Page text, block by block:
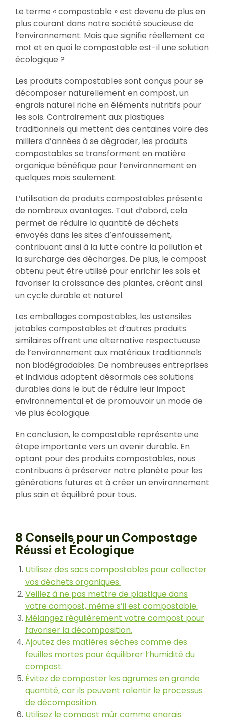
Le terme « compostable » est devenu de plus en
plus courant dans notre société soucieuse de
l’environnement. Mais que signifie réellement ce
mot et en quoi le compostable est-il une solution
écologique ?
Les produits compostables sont conçus pour se
décomposer naturellement en compost, un
engrais naturel riche en éléments nutritifs pour
les sols. Contrairement aux plastiques
traditionnels qui mettent des centaines voire des
milliers d’années à se dégrader, les produits
compostables se transforment en matière
organique bénéfique pour l’environnement en
quelques mois seulement.
L’utilisation de produits compostables présente
de nombreux avantages. Tout d’abord, cela
permet de réduire la quantité de déchets
envoyés dans les sites d’enfouissement,
contribuant ainsi à la lutte contre la pollution et
la surcharge des décharges. De plus, le compost
obtenu peut être utilisé pour enrichir les sols et
favoriser la croissance des plantes, créant ainsi
un cycle durable et naturel.
Les emballages compostables, les ustensiles
jetables compostables et d’autres produits
similaires offrent une alternative respectueuse
de l’environnement aux matériaux traditionnels
non biodégradables. De nombreuses entreprises
et individus adoptent désormais ces solutions
durables dans le but de réduire leur impact
environnemental et de promouvoir un mode de
vie plus écologique.
En conclusion, le compostable représente une
étape importante vers un avenir durable. En
optant pour des produits compostables, nous
contribuons à préserver notre planète pour les
générations futures et à créer un environnement
plus sain et équilibré pour tous.
8 Conseils pour un Compostage
Réussi et Écologique
Utilisez des sacs compostables pour collecter
vos déchets organiques.
Veillez à ne pas mettre de plastique dans
votre compost, même s’il est compostable.
Mélangez régulièrement votre compost pour
favoriser la décomposition.
Ajoutez des matières sèches comme des
feuilles mortes pour équilibrer l’humidité du
compost.
Évitez de composter les agrumes en grande
quantité, car ils peuvent ralentir le processus
de décomposition.